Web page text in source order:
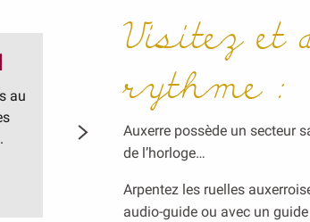
au
Visites guidées à
Auxerre, labellisée Pays d’Art et
Bourgogne. L’Office de
LIRE LA SUITE
Visitez et
rythme :
Auxerre possède un secteur
de l’horloge…
Arpentez les ruelles
audio-guide ou avec un